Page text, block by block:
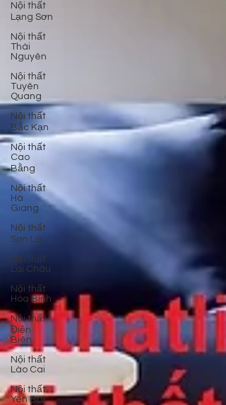
Nội thất
Lạng Sơn
Nội thất
Thái
Nguyên
Nội thất
Tuyên
Quang
Nội thất
Bắc Kạn
Nội thất
Cao
Bằng
Nội thất
Hà
Giang
Nội thất
Sơn La
Nội thất
Lai Châu
Nội thất
Hòa Bình
Nội thất
Điện
Biên
Nội thất
Lào Cai
Nội thất
Yên Bái